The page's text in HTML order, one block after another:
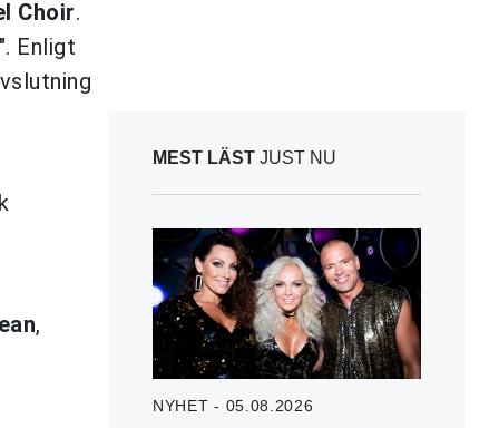
Choir.
Enligt
,
MEST LÄST JUST NU
NYHET - 05.08.2026